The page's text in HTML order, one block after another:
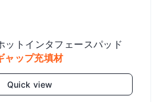
ットインタフェースパッド
ャップ充填材
Quick view